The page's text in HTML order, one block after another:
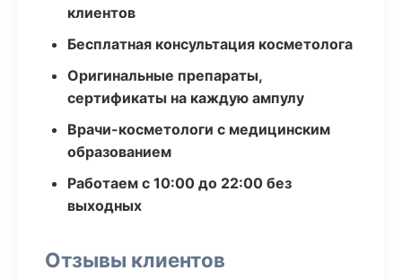
клиентов
Бесплатная консультация косметолога
Оригинальные препараты,
сертификаты на каждую ампулу
Врачи-косметологи с медицинским
образованием
Работаем с 10:00 до 22:00 без
выходных
Отзывы клиентов